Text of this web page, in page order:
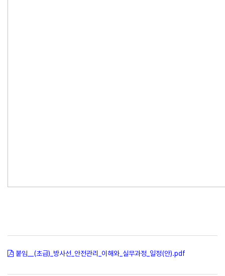
붙임__(초급)_방사선_안전관리_이해와_실무과정_일정(안).pdf